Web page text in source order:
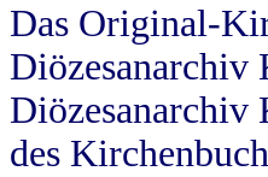
Das Original-
Diözesanarchiv
des